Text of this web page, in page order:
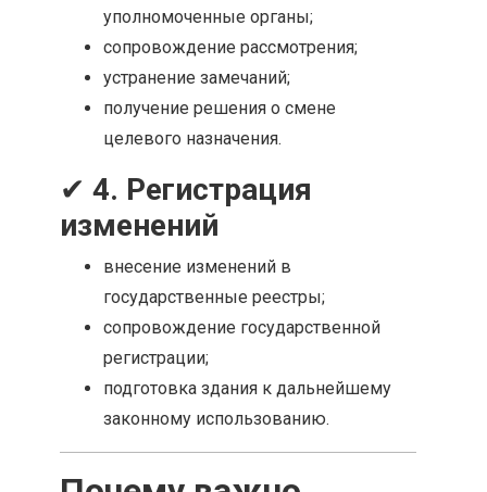
уполномоченные органы;
сопровождение рассмотрения;
устранение замечаний;
получение решения о смене
целевого назначения.
✔ 4. Регистрация
изменений
внесение изменений в
государственные реестры;
сопровождение государственной
регистрации;
подготовка здания к дальнейшему
законному использованию.